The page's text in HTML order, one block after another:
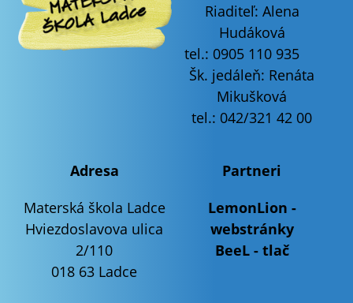
Riaditeľ: Alena
Hudáková
tel.: 0905 110 935
Šk. jedáleň: Renáta
Mikušková
tel.: 042/321 42 00
Adresa
Materská škola Ladce
Hviezdoslavova ulica
2/110
018 63 Ladce
Partneri
LemonLion -
webstránky
BeeL - tlač